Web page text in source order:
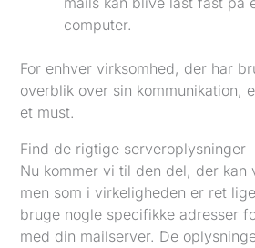
computer.
For enhver virksomhed, der har
overblik over sin kommunikation,
et must.
Find de rigtige serveroplysninger
Nu kommer vi til den del, der kan
men som i virkeligheden er ret
bruge nogle specifikke adresser
med din mailserver. De